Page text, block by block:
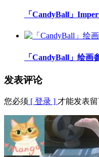
「CandyBall」
「CandyBall」绘画
发表评论
您必须 [ 登录 ] 才能发表留